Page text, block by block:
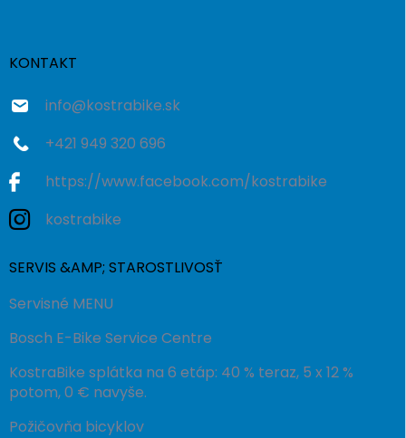
KONTAKT
info@kostrabike.sk
+421 949 320 696
https://www.facebook.com/kostrabike
kostrabike
SERVIS &AMP; STAROSTLIVOSŤ
Servisné MENU
Bosch E-Bike Service Centre
KostraBike splátka na 6 etáp: 40 % teraz, 5 x 12 %
potom, 0 € navyše.
Požičovňa bicyklov